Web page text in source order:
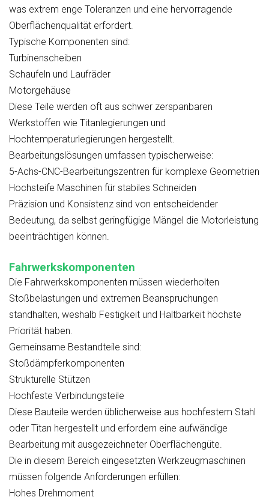
was extrem enge Toleranzen und eine hervorragende
Oberflächenqualität erfordert.
Typische Komponenten sind:
Turbinenscheiben
Schaufeln und Laufräder
Motorgehäuse
Diese Teile werden oft aus schwer zerspanbaren
Werkstoffen wie Titanlegierungen und
Hochtemperaturlegierungen hergestellt.
Bearbeitungslösungen umfassen typischerweise:
5-Achs-CNC-Bearbeitungszentren für komplexe Geometrien
Hochsteife Maschinen für stabiles Schneiden
Präzision und Konsistenz sind von entscheidender
Bedeutung, da selbst geringfügige Mängel die Motorleistung
beeinträchtigen können.
Fahrwerkskomponenten
Die Fahrwerkskomponenten müssen wiederholten
Stoßbelastungen und extremen Beanspruchungen
standhalten, weshalb Festigkeit und Haltbarkeit höchste
Priorität haben.
Gemeinsame Bestandteile sind:
Stoßdämpferkomponenten
Strukturelle Stützen
Hochfeste Verbindungsteile
Diese Bauteile werden üblicherweise aus hochfestem Stahl
oder Titan hergestellt und erfordern eine aufwändige
Bearbeitung mit ausgezeichneter Oberflächengüte.
Die in diesem Bereich eingesetzten Werkzeugmaschinen
müssen folgende Anforderungen erfüllen:
Hohes Drehmoment